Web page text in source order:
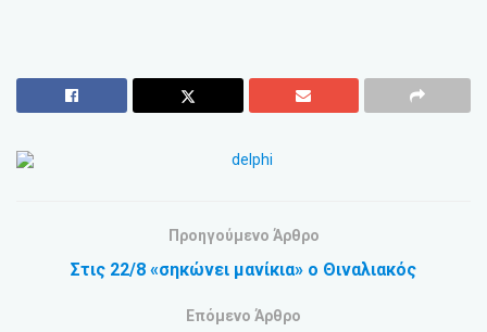
Προηγούμενο Άρθρο
Στις 22/8 «σηκώνει μανίκια» ο Θιναλιακός
Επόμενο Άρθρο